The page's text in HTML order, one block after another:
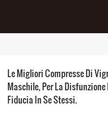
Le Migliori Compresse Di
Maschile, Per La
Fiducia In Se Stessi.